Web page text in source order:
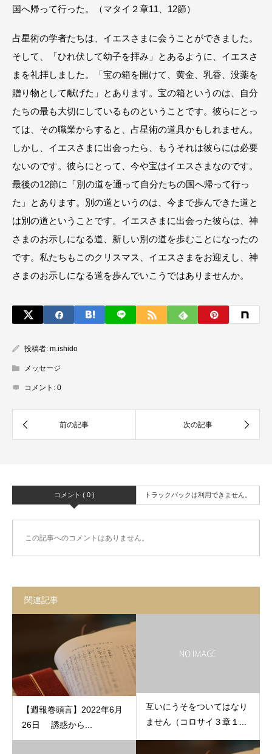
国へ帰って行った。（マタイ２章11、12節）
占星術の学者たちは、イエスさまに会うことができました。
そして、「ひれ伏して幼子を拝み」とあるように、イエスさ
まを礼拝しました。「宝の箱を開けて、黄金、乳香、没薬を
贈り物として献げた」とあります。宝の箱というのは、自分
たちの最も大切にしているものということです。彼らにとっ
ては、その職業からすると、占星術の道具かもしれません。
しかし、イエスさまに出会ったら、もうそれは彼らには必要
ないのです。彼らにとって、今や宝はイエスさまなのです。
最後の12節に「別の道を通って自分たちの国へ帰って行っ
た」とあります。別の道というのは、今まで歩んできた道と
は別の道ということです。イエスさまに出会った彼らは、神
さまのお示しになる道、新しい別の道を歩むことになったの
です。私たちもこのクリスマス、イエスさまをお迎えし、神
さまのお示しになる道を歩んでいこうではありませんか。
投稿者: m.ishido
メッセージ
コメント: 0
コメント ( 0 ) トラックバックは利用できません。
この記事へのコメントはありません。
関連記事
【週報巻頭言】2022年6月
26日 誘惑から...
互いにうそをついてはなり
ません（コロサイ３章１...